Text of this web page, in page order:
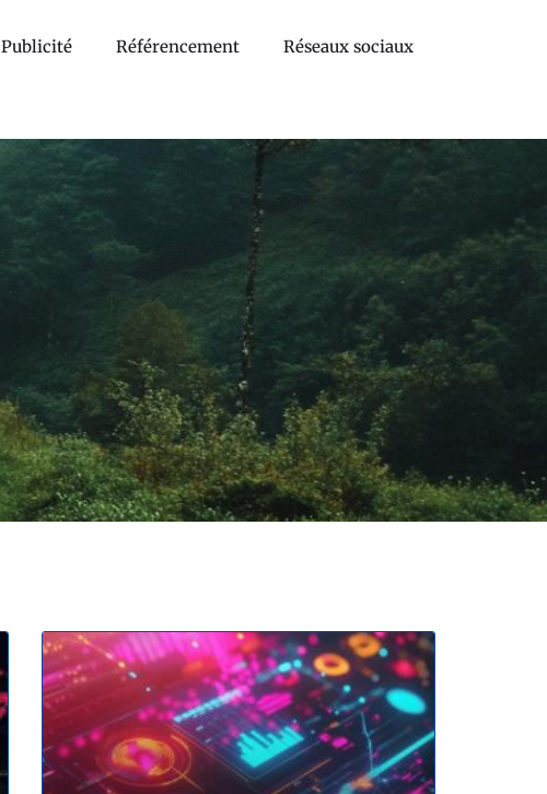
Publicité Référencement Réseaux sociaux